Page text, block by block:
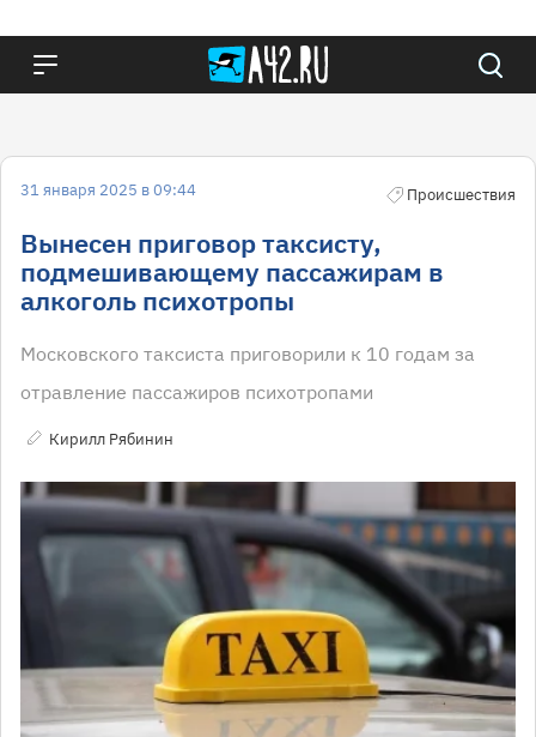
31 января 2025 в 09:44 Происшествия
Вынесен приговор таксисту,
подмешивающему пассажирам в
алкоголь психотропы
Московского таксиста приговорили к 10 годам за
отравление пассажиров психотропами
Кирилл Рябинин